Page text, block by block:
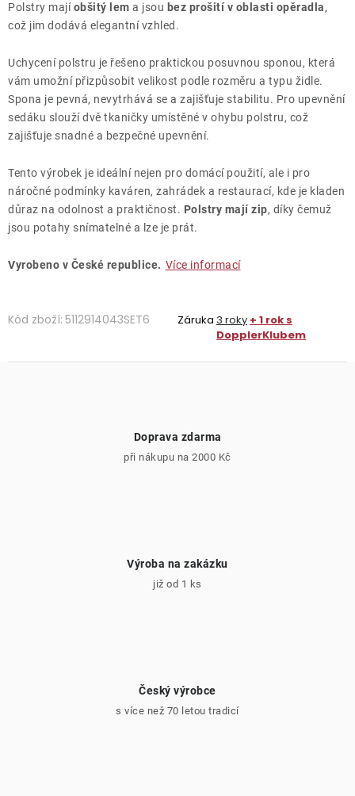
Polstry majíobšitý lem a jsou bez prošití v oblasti opěradla,
což jim dodává elegantní vzhled.
Uchycení polstru je řešeno praktickou posuvnou sponou, která
vám umožní přizpůsobit velikost podle rozměru a typu židle.
Spona je pevná, nevytrhává se a zajišťuje stabilitu. Pro upevnění
sedáku slouží dvě tkaničky umístěné v ohybu polstru, což
zajišťuje snadné a bezpečné upevnění.
Tento výrobek je ideální nejen pro domácí použití, ale i pro
náročné podmínky kaváren, zahrádek a restaurací, kde je kladen
důraz na odolnost a praktičnost. Polstry mají zip, díky čemuž
jsou potahy snímatelné a lze je prát.
Vyrobeno v České republice. Více informací
Kód zboží: 5112914043SET6 Záruka 3 roky + 1 rok s
DopplerKlubem
Doprava zdarma
při nákupu na 2000 Kč
Výroba na zakázku
již od 1 ks
Český výrobce
s více než 70 letou tradicí